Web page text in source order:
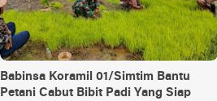
Babinsa Koramil 01/Simtim Bantu
Petani Cabut Bibit Padi Yang Siap